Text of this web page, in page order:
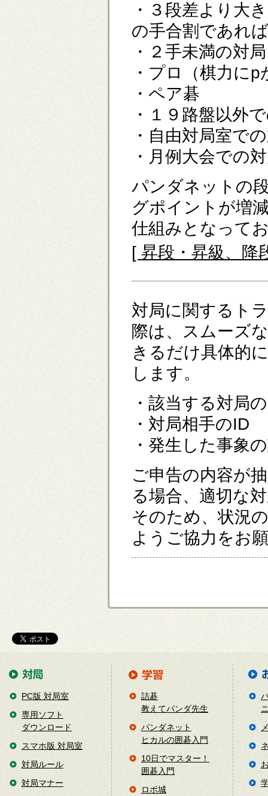
・３段差より大
の手合割であれ
・２手未満の対局
・プロ（棋力に
・ペア碁
・１９路盤以外
・自由対局室で
・月例大会での
パンダネットの
グポイントが増
仕組みとなって
[ 昇段・昇級、降
対局に関するト
際は、スムーズ
きるだけ具体的
します。
・該当する対局
・対局相手のID
・発生した事象
ご申告の内容が
る場合、適切な
そのため、状況
ようご協力をお
PC版 対局室
専用ソフト
ダウンロード
スマホ版 対局室
対局ルール
対局マナー
詰碁
教えてパンダ先生
パンダネット
ヒカルの囲碁入門
10日でマスター！
囲碁入門
ロボ城